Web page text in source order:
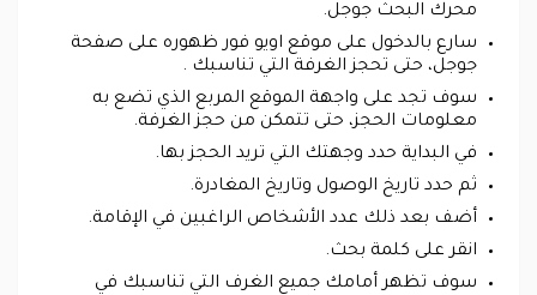
محرك البحث جوجل.
سارع بالدخول على موقع اويو فور ظهوره على صفحة
جوجل، حتى تحجز الغرفة التي تناسبك .
سوف تجد على واجهة الموقع المربع الذي تضع به
معلومات الحجز، حتى تتمكن من حجز الغرفة.
في البداية حدد وجهتك التي تريد الحجز بها.
ثم حدد تاريخ الوصول وتاريخ المغادرة.
أضف بعد ذلك عدد الأشخاص الراغبين في الإقامة.
انقر على كلمة بحث.
سوف تظهر أمامك جميع الغرف التي تناسبك في